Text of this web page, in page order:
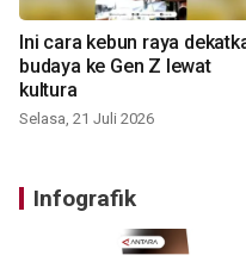
Ini cara kebun raya
budaya ke Gen Z lewat
kultura
Selasa, 21 Juli 2026
Infografik